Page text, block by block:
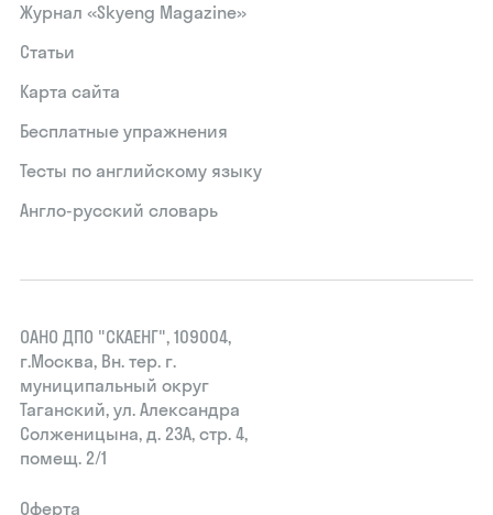
Журнал «Skyeng Magazine»
Статьи
Карта сайта
Бесплатные упражнения
Тесты по английскому языку
Англо-русский словарь
ОАНО ДПО "СКАЕНГ", 109004,
г.Москва, Вн. тер. г.
муниципальный округ
Таганский, ул. Александра
Солженицына, д. 23А, стр. 4,
помещ. 2/1
Оферта